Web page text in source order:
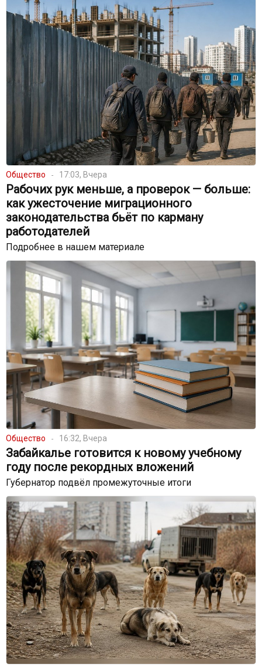
Общество 17:03, Вчера
Рабочих рук меньше, а проверок — больше:
как ужесточение миграционного
законодательства бьёт по карману
работодателей
Подробнее в нашем материале
Общество 16:32, Вчера
Забайкалье готовится к новому учебному
году после рекордных вложений
Губернатор подвёл промежуточные итоги